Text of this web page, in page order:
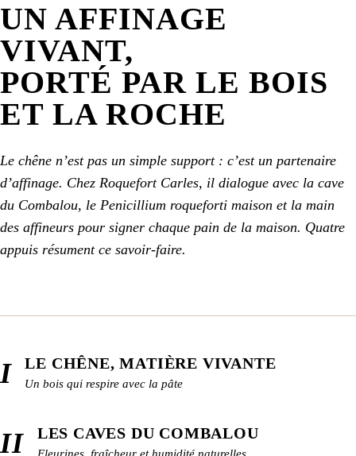
UN AFFINAGE
VIVANT,
PORTÉ PAR LE BOIS
ET LA ROCHE
Le chêne n’est pas un simple support : c’est un partenaire
d’affinage. Chez Roquefort Carles, il dialogue avec la cave
du Combalou, le Penicillium roqueforti maison et la main
des affineurs pour signer chaque pain de la maison. Quatre
appuis résument ce savoir-faire.
I LE CHÊNE, MATIÈRE VIVANTE
Un bois qui respire avec la pâte
II LES CAVES DU COMBALOU